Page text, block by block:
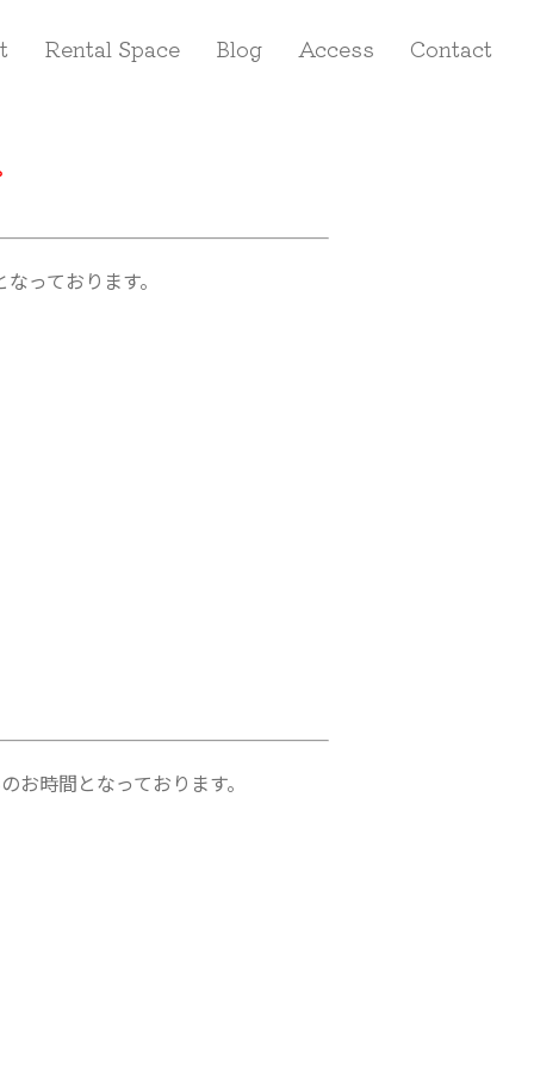
Rental Space Blog Access Contact
っております。
お時間となっております。